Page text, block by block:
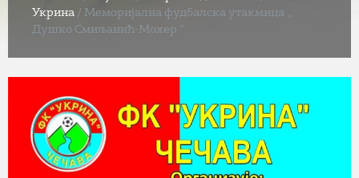
Укрина / Меморијална фудбалска утакмица ,,
Душко Смиљанић-Мохер “